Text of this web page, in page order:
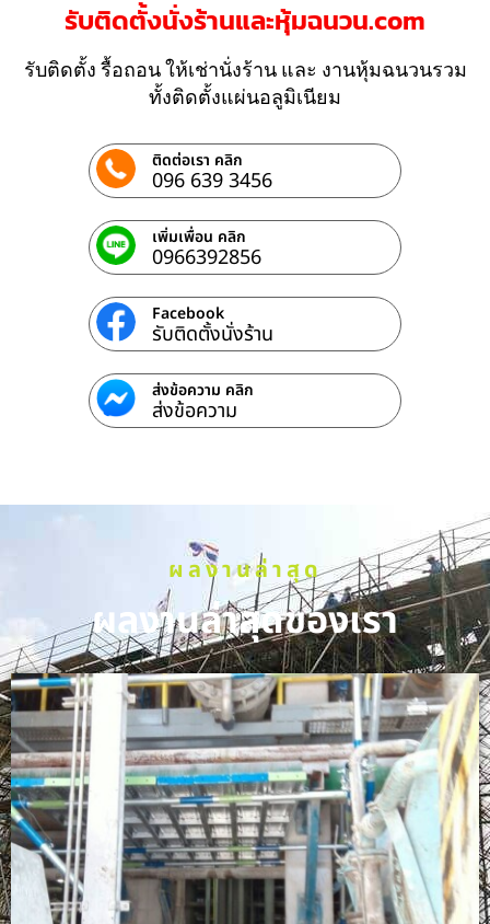
รับติดตั้งนั่งร้านและหุ้มฉนวน.com
รับติดตั้ง รื้อถอน ให้เช่านั่งร้าน และ งานหุ้มฉนวนรวม
ทั้งติดตั้งแผ่นอลูมิเนียม
ติดต่อเรา คลิก
096 639 3456
เพิ่มเพื่อน คลิก
0966392856
Facebook
รับติดตั้งนั่งร้าน
ส่งข้อความ คลิก
ส่งข้อความ
ผลงานล่าสุด
ผลงานล่าสุดของเรา